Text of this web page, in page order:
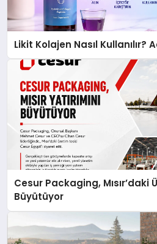
Likit Kolajen Nasıl Kullanılır?
Cesur Packaging, Mısır’daki
Büyütüyor